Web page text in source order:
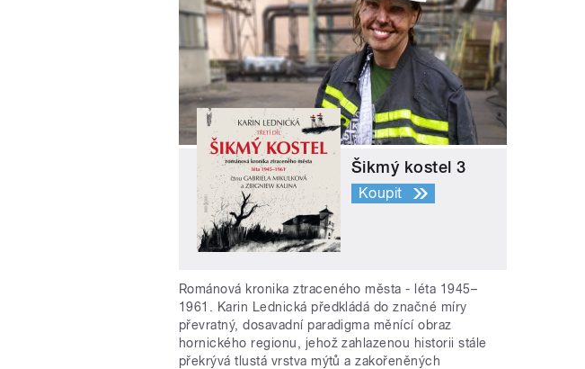
Šikmý kostel 3
Koupit
Románová kronika ztraceného města - léta 1945–
1961. Karin Lednická předkládá do značné míry
převratný, dosavadní paradigma měnící obraz
hornického regionu, jehož zahlazenou historii stále
překrývá tlustá vrstva mýtů a zakořeněných